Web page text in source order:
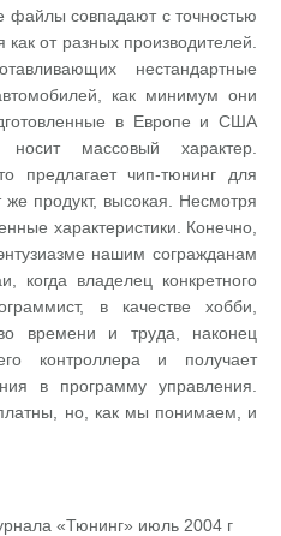
файлы совпадают с точностью
от разных производителей.
нестандартные
как минимум они
в Европе и США
массовый характер.
предлагает чип-тюнинг для
продукт, высокая. Несмотря
характеристики. Конечно,
нашим согражданам
когда владелец конкретного
в качестве хобби,
времени и труда, наконец
контроллера и получает
в программу управления.
но, как мы понимаем, и
«Тюнинг» июль 2004 г